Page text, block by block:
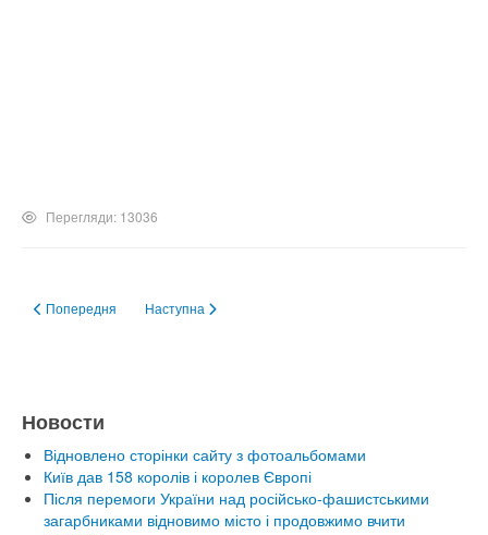
Перегляди: 13036
Попередня стаття: Экскурсия в Опошню в 2014
Попередня Наступна стаття: Экскурсия керамической студии в
Наступна
Новости
Відновлено сторінки сайту з фотоальбомами
Київ дав 158 королів і королев Європі
Після перемоги України над російсько-фашистськими
загарбниками відновимо місто і продовжимо вчити